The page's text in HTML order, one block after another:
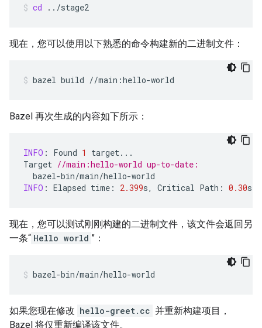
cd ../stage2
现在，您可以使用以下熟悉的命令构建新的二进制文件：
bazel build //main:hello-world
Bazel 再次生成的内容如下所示：
INFO : Found 1 target...
Target //main:hello-world up-to-date:
bazel-bin/main/hello-world
INFO : Elapsed time : 2.399s, Critical Path : 0.30s
现在，您可以测试刚刚构建的二进制文件，该文件会返回另
一条“ Hello world ”：
bazel-bin/main/hello-world
如果您现在修改 hello-greet.cc 并重新构建项目，
Bazel 将仅重新编译该文件。